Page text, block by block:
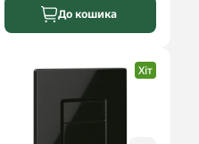
До кошика
Хіт